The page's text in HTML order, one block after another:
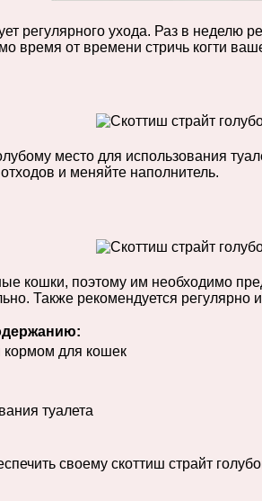
регулярного ухода. Раз в
время от времени стричь когти
место для использования
и меняйте наполнитель.
кошки, поэтому им необходимо
Также рекомендуется
кормом для кошек
туалета
своему скоттиш страйт